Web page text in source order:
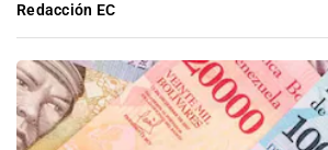
Redacción EC